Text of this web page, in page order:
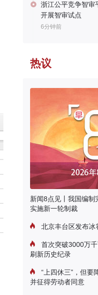
浙江公平竞争智审
开展智审试点
6分钟前
热议
新闻8点见丨我国编制
实施新一轮制裁
北京丰台区发布冰
首次突破3000万
刷新历史纪录
“上四休三”，但要
并征得劳动者同意